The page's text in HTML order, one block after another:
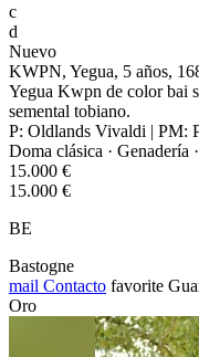
c
d
Nuevo
KWPN, Yegua, 5 años,
Yegua Kwpn de color bai
semental tobiano.
P: Oldlands Vivaldi | PM:
Doma clásica · Genadería
15.000 €
15.000 €
BE
Bastogne
mail Contacto favorite
Oro